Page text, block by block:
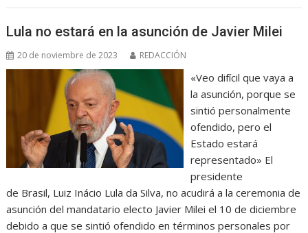
Lula no estará en la asunción de Javier Milei
20 de noviembre de 2023 REDACCIÓN
«Veo difícil que vaya a
la asunción, porque se
sintió personalmente
ofendido, pero el
Estado estará
representado» El
presidente
de Brasil, Luiz Inácio Lula da Silva, no acudirá a la ceremonia de
asunción del mandatario electo Javier Milei el 10 de diciembre
debido a que se sintió ofendido en términos personales por